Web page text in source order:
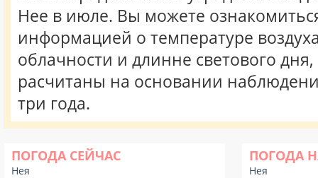
Нее в июле. Вы можете
информацией о температуре
облачности и длинне светового
расчитаны на основании
три года.
ПОГОДА СЕЙЧАС
Нея
ПОГОДА
Нея